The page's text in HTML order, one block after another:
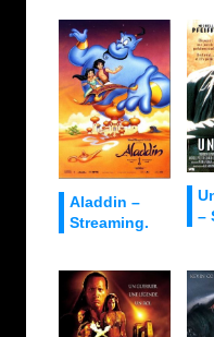
Aladdin –
Streaming.
–